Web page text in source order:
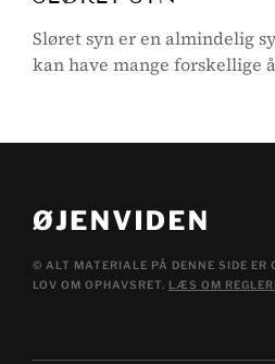
Sløret syn er en almindelig
kan have mange forskellige
© ALT MATERIALE PÅ DENNE SIDE ER
LOV OM OPHAVSRET. LÆS OM